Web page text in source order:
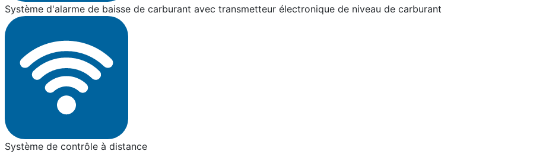
Système d'alarme de baisse de carburant avec transmetteur électronique de niveau de carburant
Système de contrôle à distance